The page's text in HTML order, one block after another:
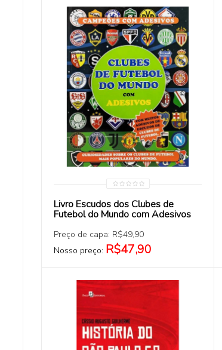
Livro Escudos dos Clubes de
Futebol do Mundo com Adesivos
Preço de capa: R$49,90
Nosso preço: R$47,90
COMPRAR